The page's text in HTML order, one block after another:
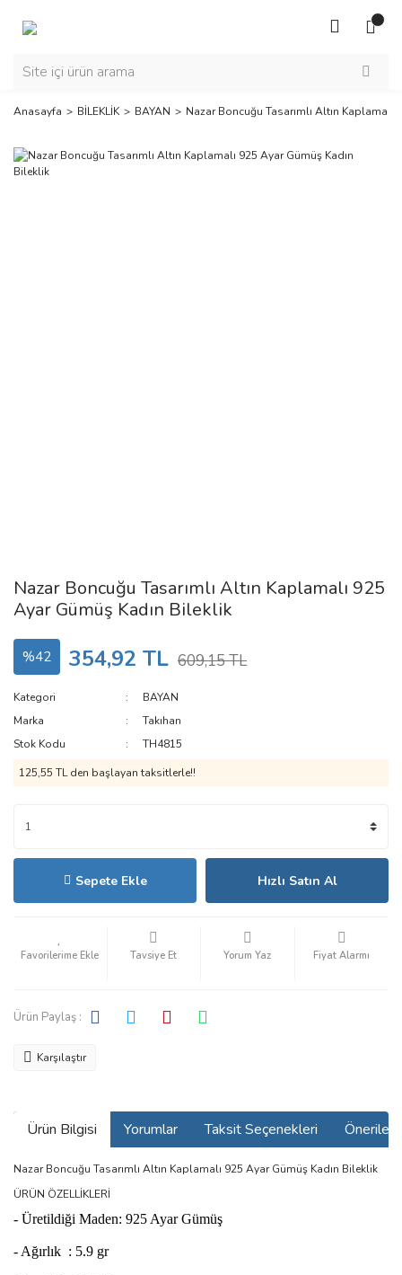
Anasayfa BİLEKLİK BAYAN Nazar Boncuğu Tasarımlı Altın Kaplamalı
Nazar Boncuğu Tasarımlı Altın Kaplamalı 925
Ayar Gümüş Kadın Bileklik
%42 354,92 TL 609,15 TL
Kategori
BAYAN
Marka
Takıhan
Stok Kodu
TH4815
125,55 TL den başlayan taksitlerle!!
Sepete Ekle Hızlı Satın Al
Tavsiye Et Yorum Yaz Fiyat Alarmı
Ürün Paylaş :
Karşılaştır
Ürün Bilgisi Yorumlar Taksit Seçenekleri
Nazar Boncuğu Tasarımlı Altın Kaplamalı 925 Ayar Gümüş Kadın Bileklik
ÜRÜN ÖZELLİKLERİ
- Üretildiği Maden: 925 Ayar Gümüş
- Ağırlık : 5.9 gr